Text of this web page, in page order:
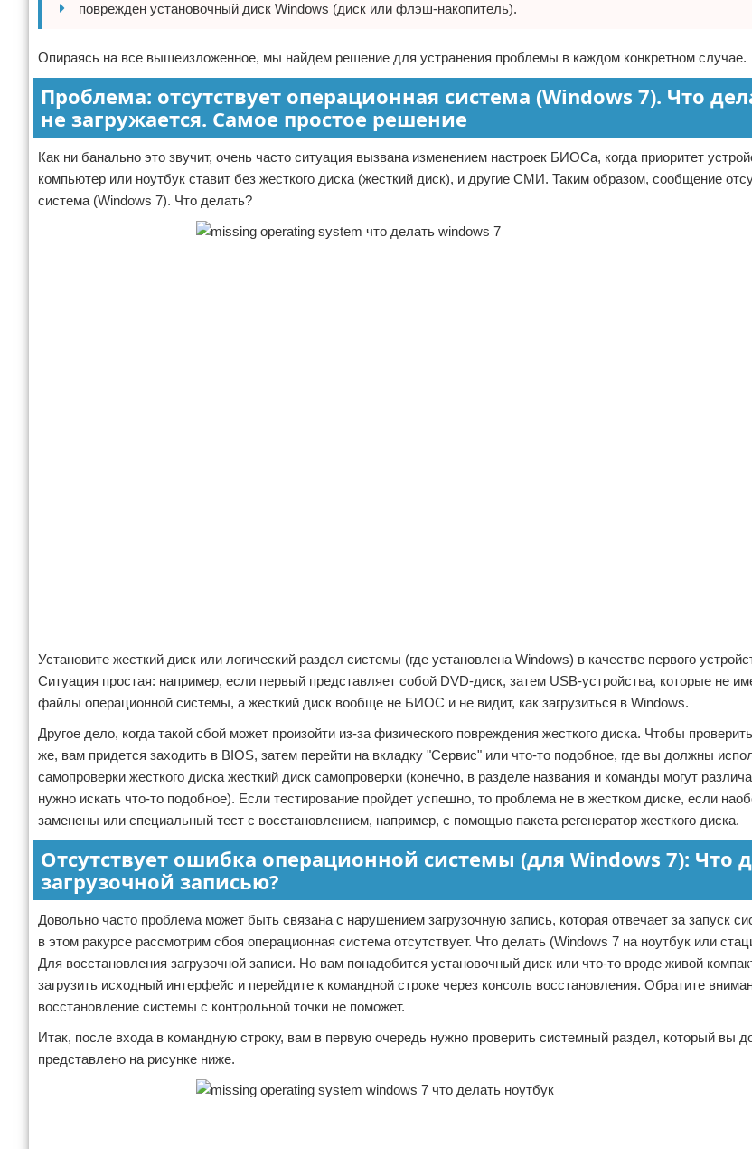
поврежден установочный диск Windows (диск или флэш-накопитель).
Опираясь на все вышеизложенное, мы найдем решение для устранения проблемы в каждом конкретном случае.
Проблема: отсутствует операционная система (Windows 7). Что
не загружается. Самое простое решение
Как ни банально это звучит, очень часто ситуация вызвана изменением настроек БИОСа, когда приоритет
компьютер или ноутбук ставит без жесткого диска (жесткий диск), и другие СМИ. Таким образом, сообщение
система (Windows 7). Что делать?
Установите жесткий диск или логический раздел системы (где установлена Windows) в качестве первого
Ситуация простая: например, если первый представляет собой DVD-диск, затем USB-устройства, которые не
файлы операционной системы, а жесткий диск вообще не БИОС и не видит, как загрузиться в Windows.
Другое дело, когда такой сбой может произойти из-за физического повреждения жесткого диска. Чтобы
же, вам придется заходить в BIOS, затем перейти на вкладку "Сервис" или что-то подобное, где вы должны
самопроверки жесткого диска жесткий диск самопроверки (конечно, в разделе названия и команды могут
нужно искать что-то подобное). Если тестирование пройдет успешно, то проблема не в жестком диске, если
заменены или специальный тест с восстановлением, например, с помощью пакета регенератор жесткого диска.
Отсутствует ошибка операционной системы (для Windows 7): Что
загрузочной записью?
Довольно часто проблема может быть связана с нарушением загрузочную запись, которая отвечает за запуск
в этом ракурсе рассмотрим сбоя операционная система отсутствует. Что делать (Windows 7 на ноутбук или
Для восстановления загрузочной записи. Но вам понадобится установочный диск или что-то вроде живой
загрузить исходный интерфейс и перейдите к командной строке через консоль восстановления. Обратите
восстановление системы с контрольной точки не поможет.
Итак, после входа в командную строку, вам в первую очередь нужно проверить системный раздел, который вы
представлено на рисунке ниже.